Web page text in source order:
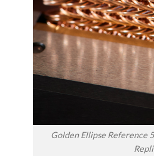
Golden Ellipse Reference